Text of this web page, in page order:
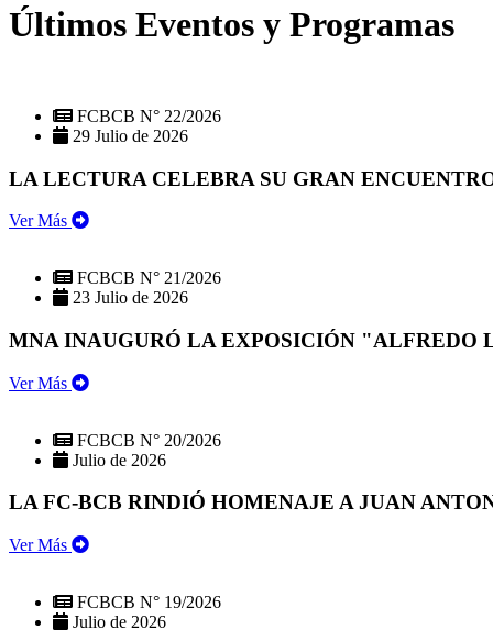
Últimos Eventos y Programas
FCBCB N° 22/2026
29 Julio de 2026
LA LECTURA CELEBRA SU GRAN
Ver Más
FCBCB N° 21/2026
23 Julio de 2026
MNA INAUGURÓ LA EXPOSICIÓN
Ver Más
FCBCB N° 20/2026
Julio de 2026
LA FC-BCB RINDIÓ HOMENAJE A JUAN
Ver Más
FCBCB N° 19/2026
Julio de 2026